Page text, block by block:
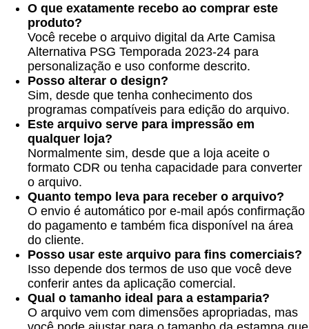
O que exatamente recebo ao comprar este
produto?
Você recebe o arquivo digital da Arte Camisa
Alternativa PSG Temporada 2023-24 para
personalização e uso conforme descrito.
Posso alterar o design?
Sim, desde que tenha conhecimento dos
programas compatíveis para edição do arquivo.
Este arquivo serve para impressão em
qualquer loja?
Normalmente sim, desde que a loja aceite o
formato CDR ou tenha capacidade para converter
o arquivo.
Quanto tempo leva para receber o arquivo?
O envio é automático por e-mail após confirmação
do pagamento e também fica disponível na área
do cliente.
Posso usar este arquivo para fins comerciais?
Isso depende dos termos de uso que você deve
conferir antes da aplicação comercial.
Qual o tamanho ideal para a estamparia?
O arquivo vem com dimensões apropriadas, mas